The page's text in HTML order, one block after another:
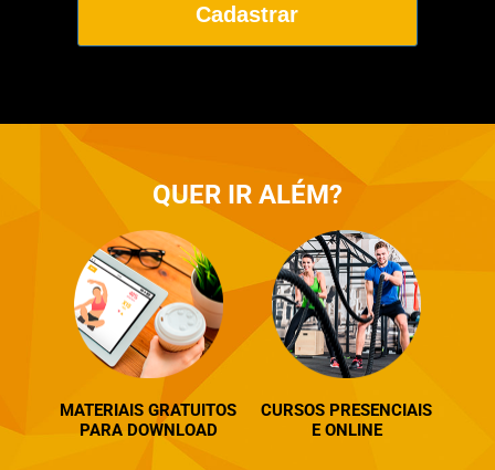
Cadastrar
QUER IR ALÉM?
MATERIAIS GRATUITOS
PARA DOWNLOAD
CURSOS PRESENCIAIS
EONLINE